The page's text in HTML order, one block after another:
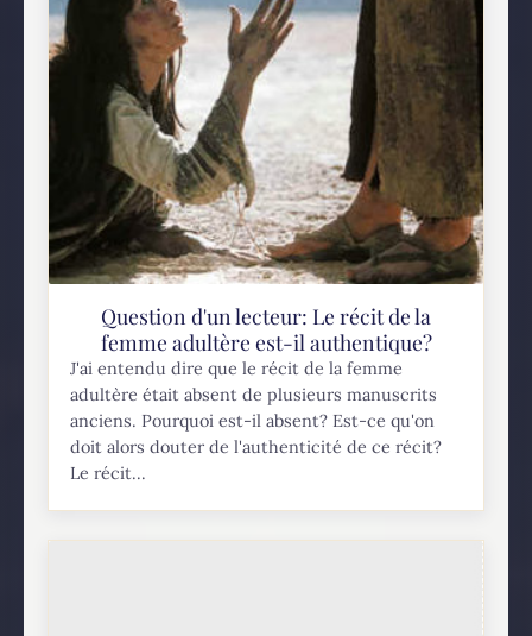
Question d'un lecteur: Le récit de la
femme adultère est-il authentique?
J'ai entendu dire que le récit de la femme
adultère était absent de plusieurs manuscrits
anciens. Pourquoi est-il absent? Est-ce qu'on
doit alors douter de l'authenticité de ce récit?
Le récit...